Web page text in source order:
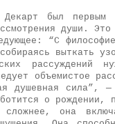
был первым
души.
“С
выткать
объемистое
душевная
о рождении,
сложнее, она